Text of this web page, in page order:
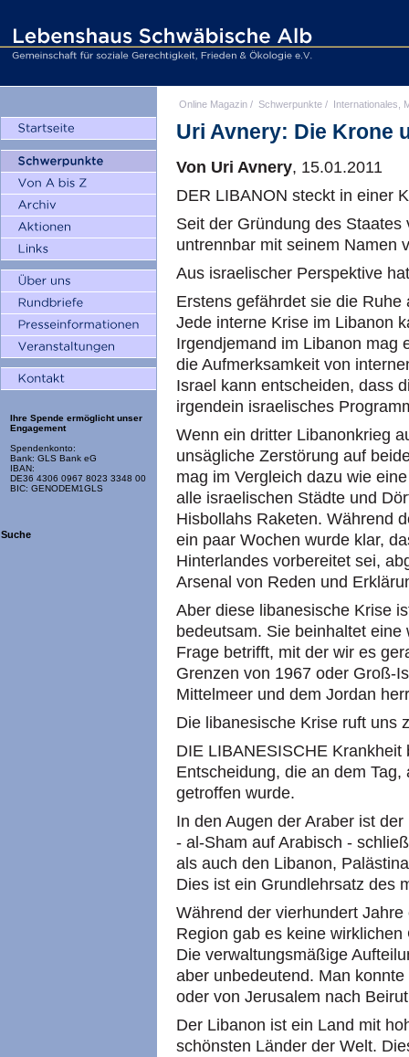
Ihre Spende ermöglicht unser
Engagement
Spendenkonto:
Bank: GLS Bank eG
IBAN:
DE36 4306 0967 8023 3348 00
BIC: GENODEM1GLS
Suche
Online Magazin / Schwerpunkte / Internationales,
Uri Avnery: Die Krone
Von Uri Avnery, 15.01.2011
DER LIBANON steckt in einer
Seit der Gründung des
untrennbar mit seinem Namen
Aus israelischer Perspektive
Erstens gefährdet sie die
Jede interne Krise im Libanon
Irgendjemand im Libanon mag
die Aufmerksamkeit von
Israel kann entscheiden, dass
irgendein israelisches
Wenn ein dritter Libanonkrieg
unsägliche Zerstörung auf
mag im Vergleich dazu wie
alle israelischen Städte und
Hisbollahs Raketen. Während
ein paar Wochen wurde klar,
Hinterlandes vorbereitet sei,
Arsenal von Reden und
Aber diese libanesische Krise
bedeutsam. Sie beinhaltet
Frage betrifft, mit der wir es
Grenzen von 1967 oder Groß-
Mittelmeer und dem Jordan
Die libanesische Krise ruft uns
DIE LIBANESISCHE
Entscheidung, die an dem
getroffen wurde.
In den Augen der Araber ist
- al-Sham auf Arabisch -
als auch den Libanon,
Dies ist ein Grundlehrsatz des
Während der vierhundert
Region gab es keine
Die verwaltungsmäßige
aber unbedeutend. Man
oder von Jerusalem nach
Der Libanon ist ein Land mit
schönsten Länder der Welt.